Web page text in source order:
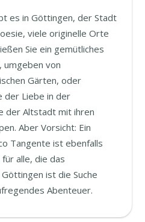
es in Göttingen, der Stadt
viele originelle Orte
Sie ein gemütliches
umgeben von
Gärten, oder
der Liebe in der
der Altstadt mit ihren
Aber Vorsicht: Ein
Tangente ist ebenfalls
alle, die das
ist die Suche
Abenteuer.